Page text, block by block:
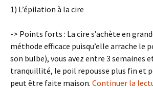
1) L’épilation à la cire
-> Points forts : La cire s’achète en
méthode efficace puisqu’elle arrache le
son bulbe), vous avez entre 3 semaines
tranquillité, le poil repousse plus fin et
peut être faite maison. Continuer la